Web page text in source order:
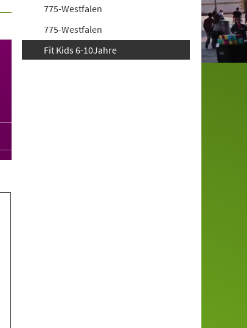
775-Westfalen
775-Westfalen
Fit Kids 6-10Jahre